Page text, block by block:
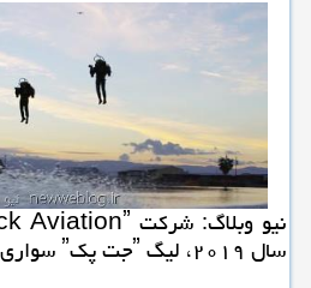
سال ۲۰۱۹، لیگ ˮجت پكˮ سواری راه اندازی كند.